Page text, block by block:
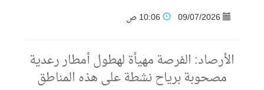
09/07/2026
الأرصاد: الفرصة مهيأة لهطول أمطار رعدية
مصحوبة برياح نشطة على هذه المناطق